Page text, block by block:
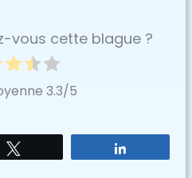
vous cette blague ?
3.3/5